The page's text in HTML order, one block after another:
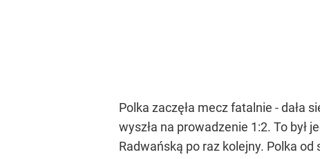
Polka zaczęła mecz fatalnie - dała
wyszła na prowadzenie 1:2. To był
Radwańską po raz kolejny. Polka od